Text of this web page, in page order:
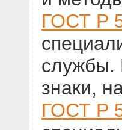
ГОСТ Р
службы.
знаки,
ГОСТ Р